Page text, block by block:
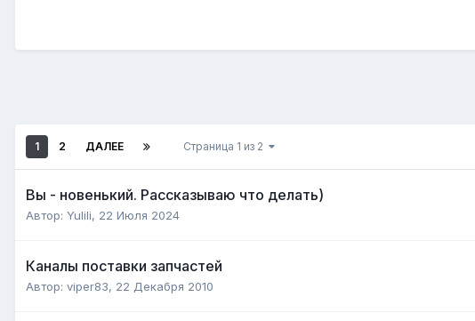
1 2 ДАЛЕЕ Страница 1 из 2
Вы - новенький. Рассказываю что делать)
Автор: Yulili, 22 Июля 2024
Каналы поставки запчастей
Автор: viper83, 22 Декабря 2010